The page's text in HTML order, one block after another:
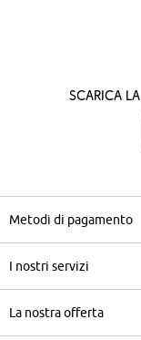
Scarica
Metodi di pagamento
I nostri servizi
La nostra offerta